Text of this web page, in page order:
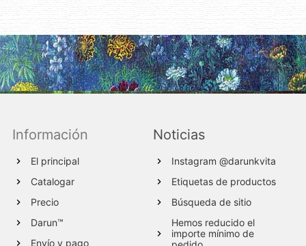
Información
El principal
Catalogar
Precio
Darun™
Envío y pago
Noticias
Instagram @darunkvita
Etiquetas de productos
Búsqueda de sitio
Hemos reducido el
importe mínimo de